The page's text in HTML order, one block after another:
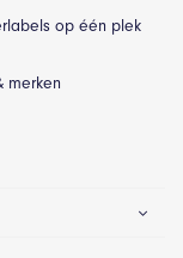
op één plek
merken